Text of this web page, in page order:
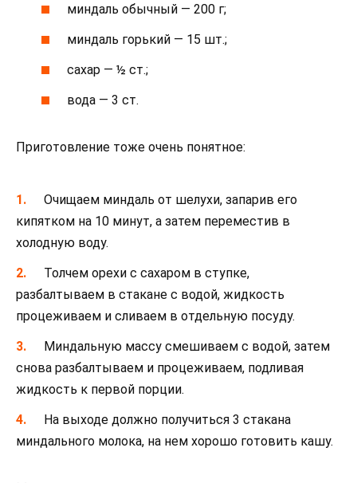
миндаль обычный — 200 г;
миндаль горький — 15 шт.;
сахар — ½ ст.;
вода — 3 ст.
Приготовление тоже очень понятное:
Очищаем миндаль от шелухи, запарив его
кипятком на 10 минут, а затем переместив в
холодную воду.
Толчем орехи с сахаром в ступке,
разбалтываем в стакане с водой, жидкость
процеживаем и сливаем в отдельную посуду.
Миндальную массу смешиваем с водой, затем
снова разбалтываем и процеживаем, подливая
жидкость к первой порции.
На выходе должно получиться 3 стакана
миндального молока, на нем хорошо готовить кашу.